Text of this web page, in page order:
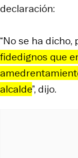
declaración:
“No se ha
fidedignos que
alcalde”, dijo.